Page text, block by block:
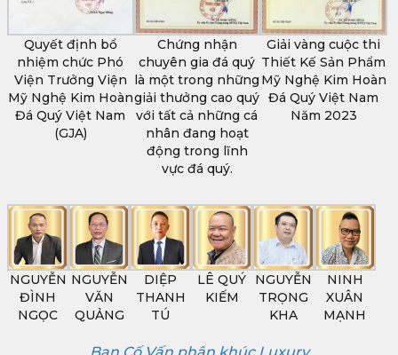
Quyết định bổ
nhiệm chức Phó
Viện Trưởng Viện
Mỹ Nghệ Kim Hoàn
Đá Quý Việt Nam
(GJA)
Chứng nhận
chuyên gia đá quý
là một trong những
giải thưởng cao quý
với tất cả những cá
nhân đang hoạt
động trong lĩnh
vực đá quý.
Giải vàng cuộc thi
Thiết Kế Sản Phẩm
Mỹ Nghệ Kim Hoàn
Đá Quý Việt Nam
Năm 2023
NGUYỄN
ĐÌNH
NGỌC
NGUYỄN
VĂN
QUẢNG
DIỆP
THANH
TÚ
LÊ QUÝ
KIẾM
NGUYỄN
TRỌNG
KHA
NINH
XUÂN
MẠNH